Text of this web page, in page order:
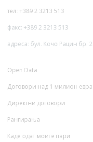
тел: +389 2 3213 513
факс: +389 2 3213 513
адреса: бул. Кочо Рацин бр.
Open Data
Договори над 1 милион евра
Директни договори
Рангирања
Каде одат моите пари